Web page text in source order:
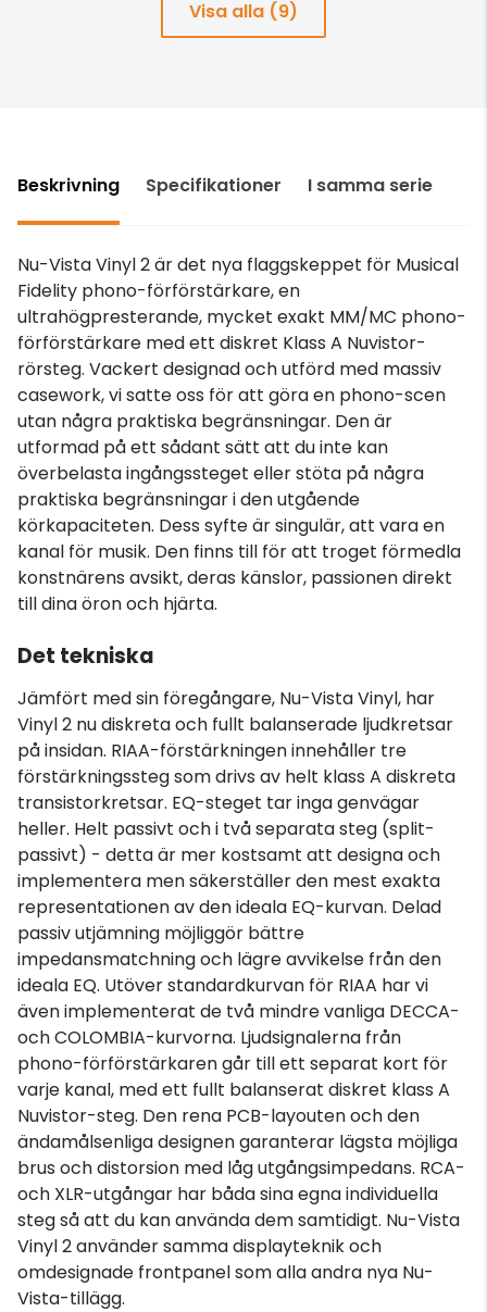
Visa alla (9)
Beskrivning Specifikationer I samma serie
Nu-Vista Vinyl 2 är det nya flaggskeppet för Musical
Fidelity phono-förförstärkare, en
ultrahögpresterande, mycket exakt MM/MC phono-
förförstärkare med ett diskret Klass A Nuvistor-
rörsteg. Vackert designad och utförd med massiv
casework, vi satte oss för att göra en phono-scen
utan några praktiska begränsningar. Den är
utformad på ett sådant sätt att du inte kan
överbelasta ingångssteget eller stöta på några
praktiska begränsningar i den utgående
körkapaciteten. Dess syfte är singulär, att vara en
kanal för musik. Den finns till för att troget förmedla
konstnärens avsikt, deras känslor, passionen direkt
till dina öron och hjärta.
Det tekniska
Jämfört med sin föregångare, Nu-Vista Vinyl, har
Vinyl 2 nu diskreta och fullt balanserade ljudkretsar
på insidan. RIAA-förstärkningen innehåller tre
förstärkningssteg som drivs av helt klass A diskreta
transistorkretsar. EQ-steget tar inga genvägar
heller. Helt passivt och i två separata steg (split-
passivt) - detta är mer kostsamt att designa och
implementera men säkerställer den mest exakta
representationen av den ideala EQ-kurvan. Delad
passiv utjämning möjliggör bättre
impedansmatchning och lägre avvikelse från den
ideala EQ. Utöver standardkurvan för RIAA har vi
även implementerat de två mindre vanliga DECCA-
och COLOMBIA-kurvorna. Ljudsignalerna från
phono-förförstärkaren går till ett separat kort för
varje kanal, med ett fullt balanserat diskret klass A
Nuvistor-steg. Den rena PCB-layouten och den
ändamålsenliga designen garanterar lägsta möjliga
brus och distorsion med låg utgångsimpedans. RCA-
och XLR-utgångar har båda sina egna individuella
steg så att du kan använda dem samtidigt. Nu-Vista
Vinyl 2 använder samma displayteknik och
omdesignade frontpanel som alla andra nya Nu-
Vista-tillägg.